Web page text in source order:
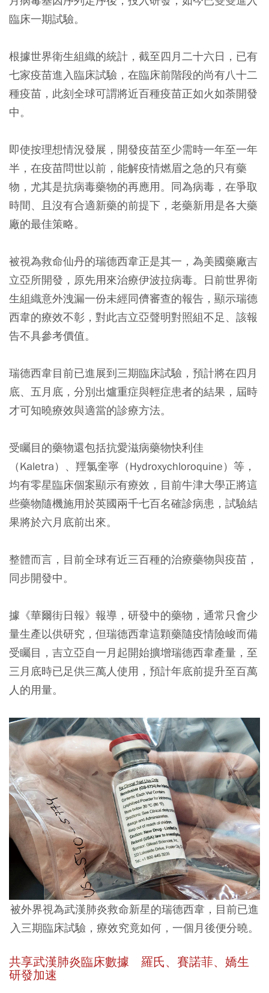
臨床一期試驗。
根據世界衛生組織的統計，截至四月二十六日，已有
七家疫苗進入臨床試驗，在臨床前階段的尚有八十二
種疫苗，此刻全球可謂將近百種疫苗正如火如荼開發
中。
即使按理想情況發展，開發疫苗至少需時一年至一年
半，在疫苗問世以前，能解疫情燃眉之急的只有藥
物，尤其是抗病毒藥物的再應用。同為病毒，在爭取
時間、且沒有合適新藥的前提下，老藥新用是各大藥
廠的最佳策略。
被視為救命仙丹的瑞德西韋正是其一，為美國藥廠吉
立亞所開發，原先用來治療伊波拉病毒。日前世界衛
生組織意外洩漏一份未經同儕審查的報告，顯示瑞德
西韋的療效不彰，對此吉立亞聲明對照組不足、該報
告不具參考價值。
瑞德西韋目前已進展到三期臨床試驗，預計將在四月
底、五月底，分別出爐重症與輕症患者的結果，屆時
才可知曉療效與適當的診療方法。
受矚目的藥物還包括抗愛滋病藥物快利佳
（Kaletra）、羥氯奎寧（Hydroxychloroquine）等，
均有零星臨床個案顯示有療效，目前牛津大學正將這
些藥物隨機施用於英國兩千七百名確診病患，試驗結
果將於六月底前出來。
整體而言，目前全球有近三百種的治療藥物與疫苗，
同步開發中。
據《華爾街日報》報導，研發中的藥物，通常只會少
量生產以供研究，但瑞德西韋這顆藥隨疫情險峻而備
受矚目，吉立亞自一月起開始擴增瑞德西韋產量，至
三月底時已足供三萬人使用，預計年底前提升至百萬
人的用量。
被外界視為武漢肺炎救命新星的瑞德西韋，目前已進
入三期臨床試驗，療效究竟如何，一個月後便分曉。
共享武漢肺炎臨床數據 羅氏、賽諾菲、嬌生
研發加速